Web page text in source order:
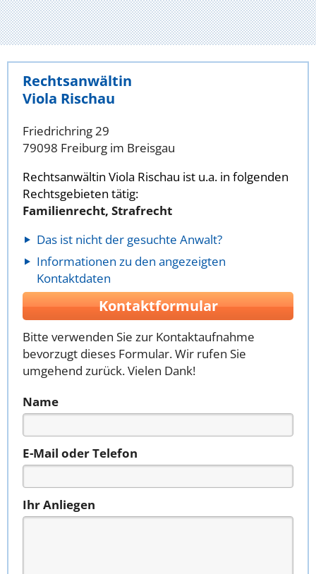
Rechtsanwältin
Viola Rischau
Friedrichring 29
79098 Freiburg im Breisgau
Rechtsanwältin Viola Rischau ist u.a. in folgenden
Rechtsgebieten tätig:
Familienrecht, Strafrecht
Das ist nicht der gesuchte Anwalt?
Informationen zu den angezeigten
Kontaktdaten
Kontaktformular
Bitte verwenden Sie zur Kontaktaufnahme
bevorzugt dieses Formular. Wir rufen Sie
umgehend zurück. Vielen Dank!
Name
E-Mail oder Telefon
Ihr Anliegen